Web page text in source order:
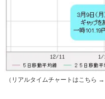
（リアルタイムチャートはこちら →